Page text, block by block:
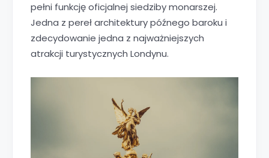
pełni funkcję oficjalnej siedziby monarszej.
Jedna z pereł architektury późnego baroku i
zdecydowanie jedna z najważniejszych
atrakcji turystycznych Londynu.